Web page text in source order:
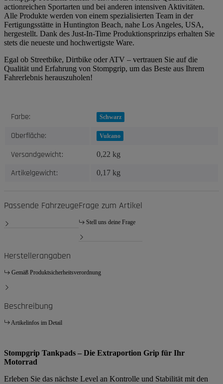
actionreichen Sportarten und bei anderen intensiven Aktivitäten.
Alle Produkte werden von einem spezialisierten Team in der
Fertigungsstätte in Huntington Beach, nahe Los Angeles, USA,
hergestellt. Dank des Just-In-Time Produktionsprinzips erhalten Sie
stets die neueste und hochwertigste Ware.
Egal ob Streetbike, Dirtbike oder ATV – vertrauen Sie auf die
Qualität und Erfahrung von Stompgrip, um das Beste aus Ihrem
Fahrerlebnis herauszuholen!
Produkteigenschaft
Wert
Farbe: Schwarz
Oberfläche: Vulcano
Versandgewicht: 0,22 kg
Artikelgewicht: 0,17 kg
Passende FahrzeugeFrage zum Artikel
Stell uns deine Frage
Herstellerangaben
Gemäß Produktsicherheitsverordnung
Beschreibung
Artikelinfos im Detail
Stompgrip Tankpads – Die Extraportion Grip für Ihr
Motorrad
Erleben Sie das nächste Level an Kontrolle und Stabilität mit den